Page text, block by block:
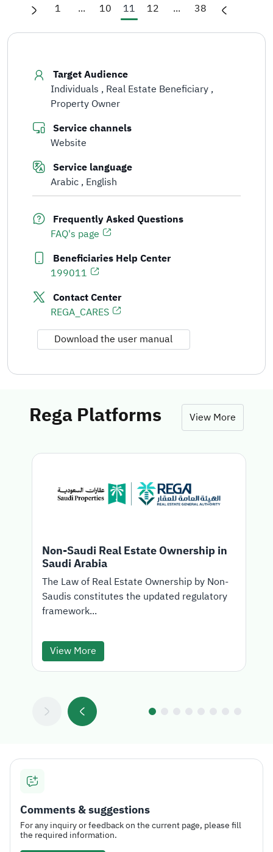
1 ... 10 11 12 ... 38
Target Audience
Individuals Real Estate Beneficiary
Property Owner
Service channels
Website
Service language
Arabic English
Frequently Asked Questions
FAQ's page
Beneficiaries Help Center
199011
Contact Center
REGA_CARES
Download the user manual
Rega Platforms View More
Non-Saudi Real Estate Ownership in
Saudi Arabia
The Law of Real Estate Ownership by Non-
Saudis constitutes the updated regulatory
framework...
View More
Comments & suggestions
For any inquiry or feedback on the current page, please fill
the required information.